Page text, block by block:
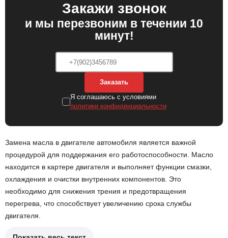
Закажи звонок
и мы перезвоним в течении 10
минут!
Заказать
Я соглашаюсь с условиями
политики конфиденциальности
Замена масла в двигателе автомобиля является важной
процедурой для поддержания его работоспособности. Масло
находится в картере двигателя и выполняет функции смазки,
охлаждения и очистки внутренних компонентов. Это
необходимо для снижения трения и предотвращения
перегрева, что способствует увеличению срока службы
двигателя.